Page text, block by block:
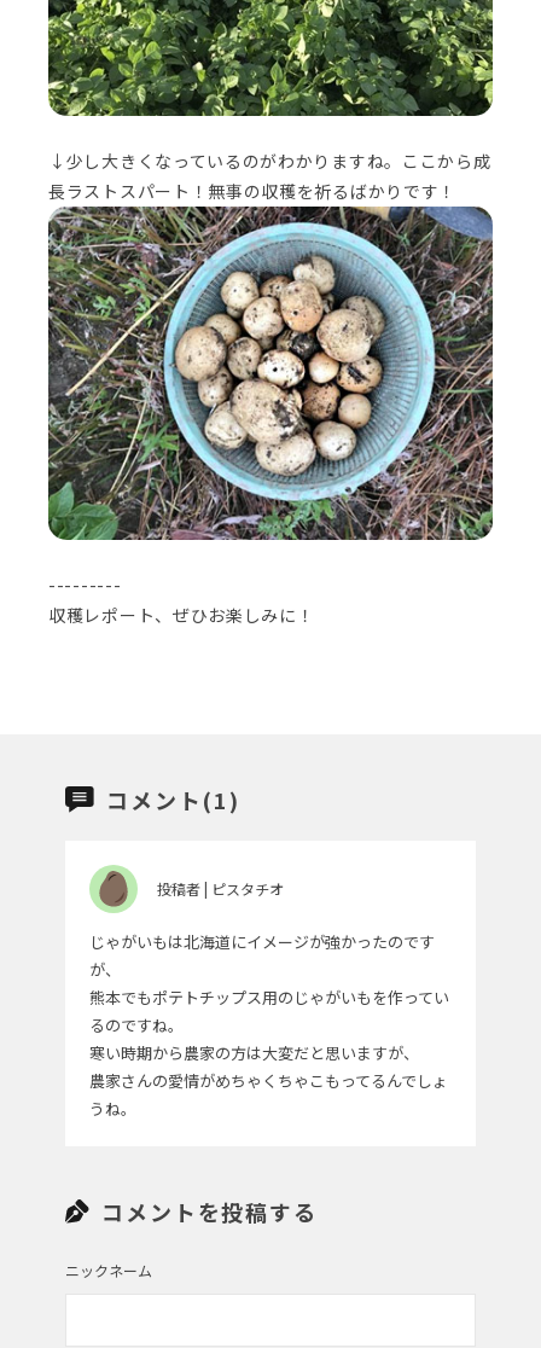
↓少し大きくなっているのがわかりますね。ここから成
長ラストスパート！無事の収穫を祈るばかりです！
---------
収穫レポート、ぜひお楽しみに！
コメント(1)
投稿者 | ピスタチオ
じゃがいもは北海道にイメージが強かったのです
が、
熊本でもポテトチップス用のじゃがいもを作ってい
るのですね。
寒い時期から農家の方は大変だと思いますが、
農家さんの愛情がめちゃくちゃこもってるんでしょ
うね。
コメントを投稿する
ニックネーム